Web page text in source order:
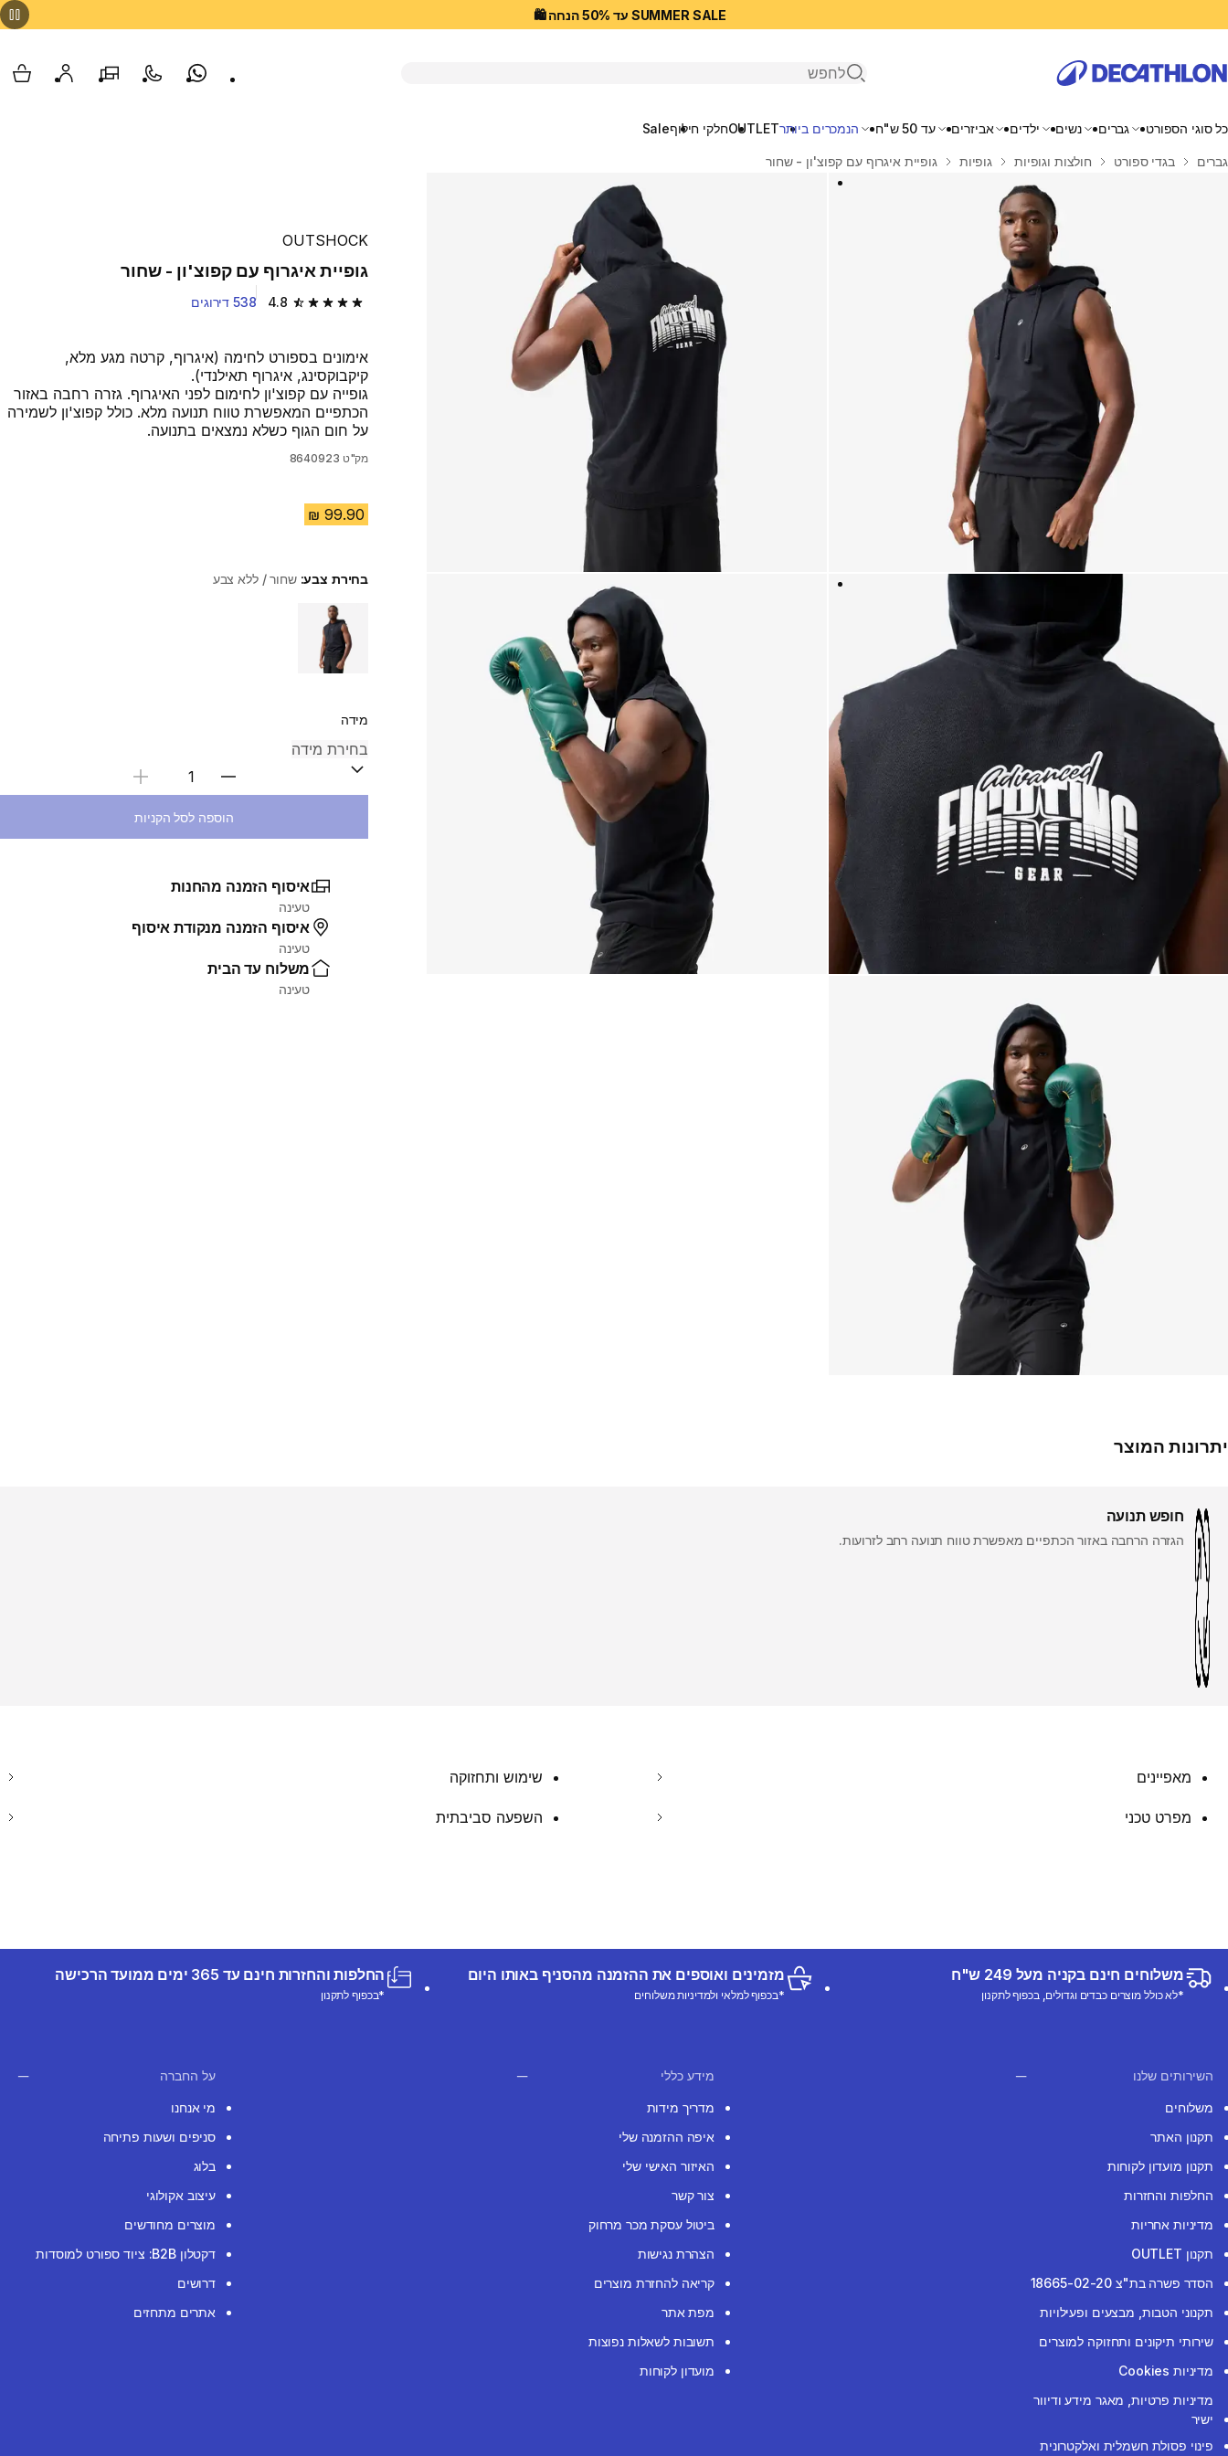
SUMMER SALE עד 50% הנחה 🛍️
פתיחת חיפוש
Whatsappצור קשרהסניפים שלנוהחשבון שלי
כל סוגי הספורט גברים נשים ילדים אביזרים עד 50 ש"ח הנמכרים ביותרOUTLETחלקי חילוףSale
בית
גברים בגדי ספורט חולצות וגופיות גופיות גופיית איגרוף עם קפוצ'ון - שחור
OUTSHOCK
גופיית איגרוף עם קפוצ'ון - שחור
4.8 4.8 out of 5 stars from 538 reviews 538 דירוגים
אימונים בספורט לחימה (איגרוף, קרטה מגע מלא,
קיקבוקסינג, איגרוף תאילנדי).
גופייה עם קפוצ'ון לחימום לפני האיגרוף. גזרה רחבה באזור
הכתפיים המאפשרת טווח תנועה מלא. כולל קפוצ'ון לשמירה
על חום הגוף כשלא נמצאים בתנועה.
מק"ט 8640923
בחירת צבע:שחור / ללא צבע
Choose a variant
מידה
בחירת כמות
הוספה לסל הקניות
איסוף הזמנה מהחנות
טעינה
איסוף הזמנה מנקודת איסוף
טעינה
משלוח עד הבית
טעינה
יתרונות המוצר
חופש תנועה
הגזרה הרחבה באזור הכתפיים מאפשרת טווח תנועה רחב לזרועות.
מאפיינים שימוש ותחזוקה
מפרט טכני השפעה סביבתית
משלוחים חינם בקניה מעל 249 ש"ח
*לא כולל מוצרים כבדים וגדולים, בכפוף לתקנון
מזמינים ואוספים את ההזמנה מהסניף באותו היום
*בכפוף למלאי ולמדיניות משלוחים
החלפות והחזרות חינם עד 365 ימים ממועד הרכישה
*בכפוף לתקנון
השירותים שלנו
משלוחים
תקנון האתר
תקנון מועדון לקוחות
החלפות והחזרות
מדיניות אחריות
תקנון OUTLET
הסדר פשרה בת"צ 18665-02-20
תקנוני הטבות, מבצעים ופעילויות
שירותי תיקונים ותחזוקה למוצרים
מדיניות Cookies
מדיניות פרטיות, מאגר מידע ודיוור
ישיר
פינוי פסולת חשמלית ואלקטרונית
מידע כללי
מדריך מידות
איפה ההזמנה שלי
האיזור האישי שלי
צור קשר
ביטול עסקת מכר מרחוק
הצהרת נגישות
קריאה להחזרת מוצרים
מפת אתר
תשובות לשאלות נפוצות
מועדון לקוחות
על החברה
מי אנחנו
סניפים ושעות פתיחה
בלוג
עיצוב אקולוגי
מוצרים מחודשים
דקטלון B2B: ציוד ספורט למוסדות
דרושים
אתרים מתחזים